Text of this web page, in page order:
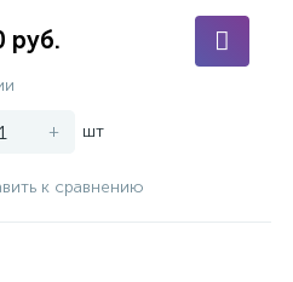
руб.
+ шт
к сравнению